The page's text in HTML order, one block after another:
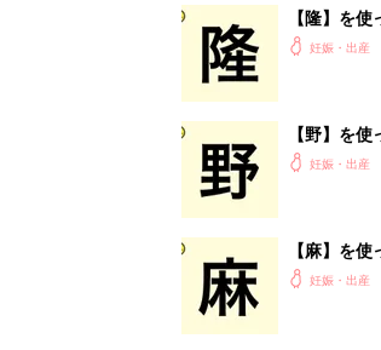
【隆】を
妊娠・出産
【野】を
妊娠・出産
【麻】を
妊娠・出産